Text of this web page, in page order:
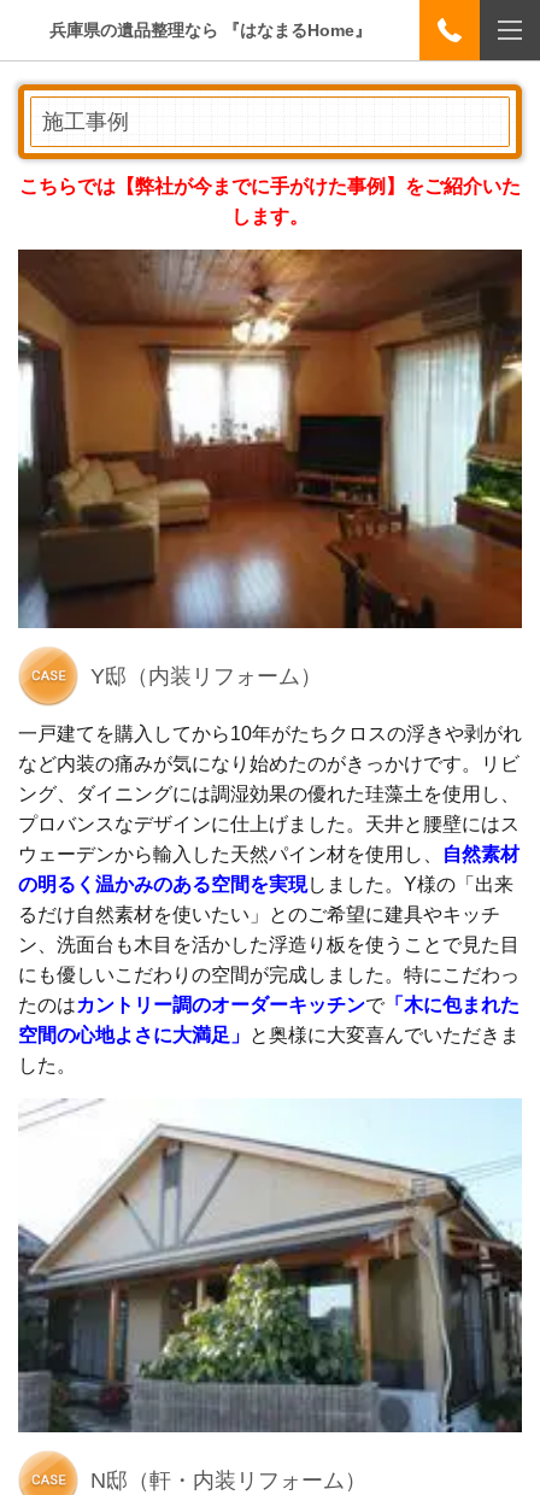
兵庫県の遺品整理なら 『はなまるHome』
施工事例
こちらでは【弊社が今までに手がけた事例】をご紹介いた
します。
Y邸（内装リフォーム）
一戸建てを購入してから10年がたちクロスの浮きや剥がれ
など内装の痛みが気になり始めたのがきっかけです。リビ
ング、ダイニングには調湿効果の優れた珪藻土を使用し、
プロバンスなデザインに仕上げました。天井と腰壁にはス
ウェーデンから輸入した天然パイン材を使用し、
自然素材
の明るく温かみのある空間を実現しました。Y様の「出来
るだけ自然素材を使いたい」とのご希望に建具やキッチ
ン、洗面台も木目を活かした浮造り板を使うことで見た目
にも優しいこだわりの空間が完成しました。特にこだわっ
たのはカントリー調のオーダーキッチンで「木に包まれた
空間の心地よさに大満足」 と奥様に大変喜んでいただきま
した。
N邸（軒・内装リフォーム）